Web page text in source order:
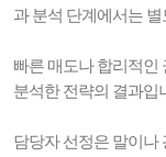
과 분석 단계에서는
빠른 매도나 합리적인
분석한 전략의 결과입
담당자 선정은 말이나